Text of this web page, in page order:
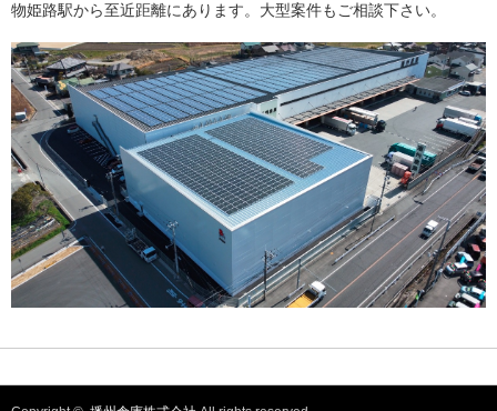
物姫路駅から至近距離にあります。大型案件もご相談下さい。